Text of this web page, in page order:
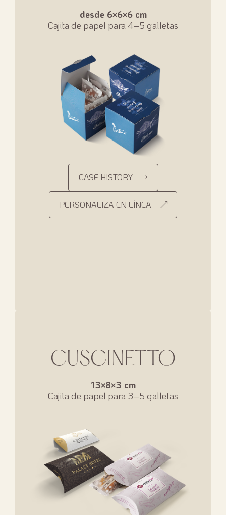
desde 6×6×6 cm
Cajita de papel para 4–5 galletas
CASE HISTORY
PERSONALIZA EN LÍNEA
CUSCINETTO
13×8×3 cm
Cajita de papel para 3–5 galletas